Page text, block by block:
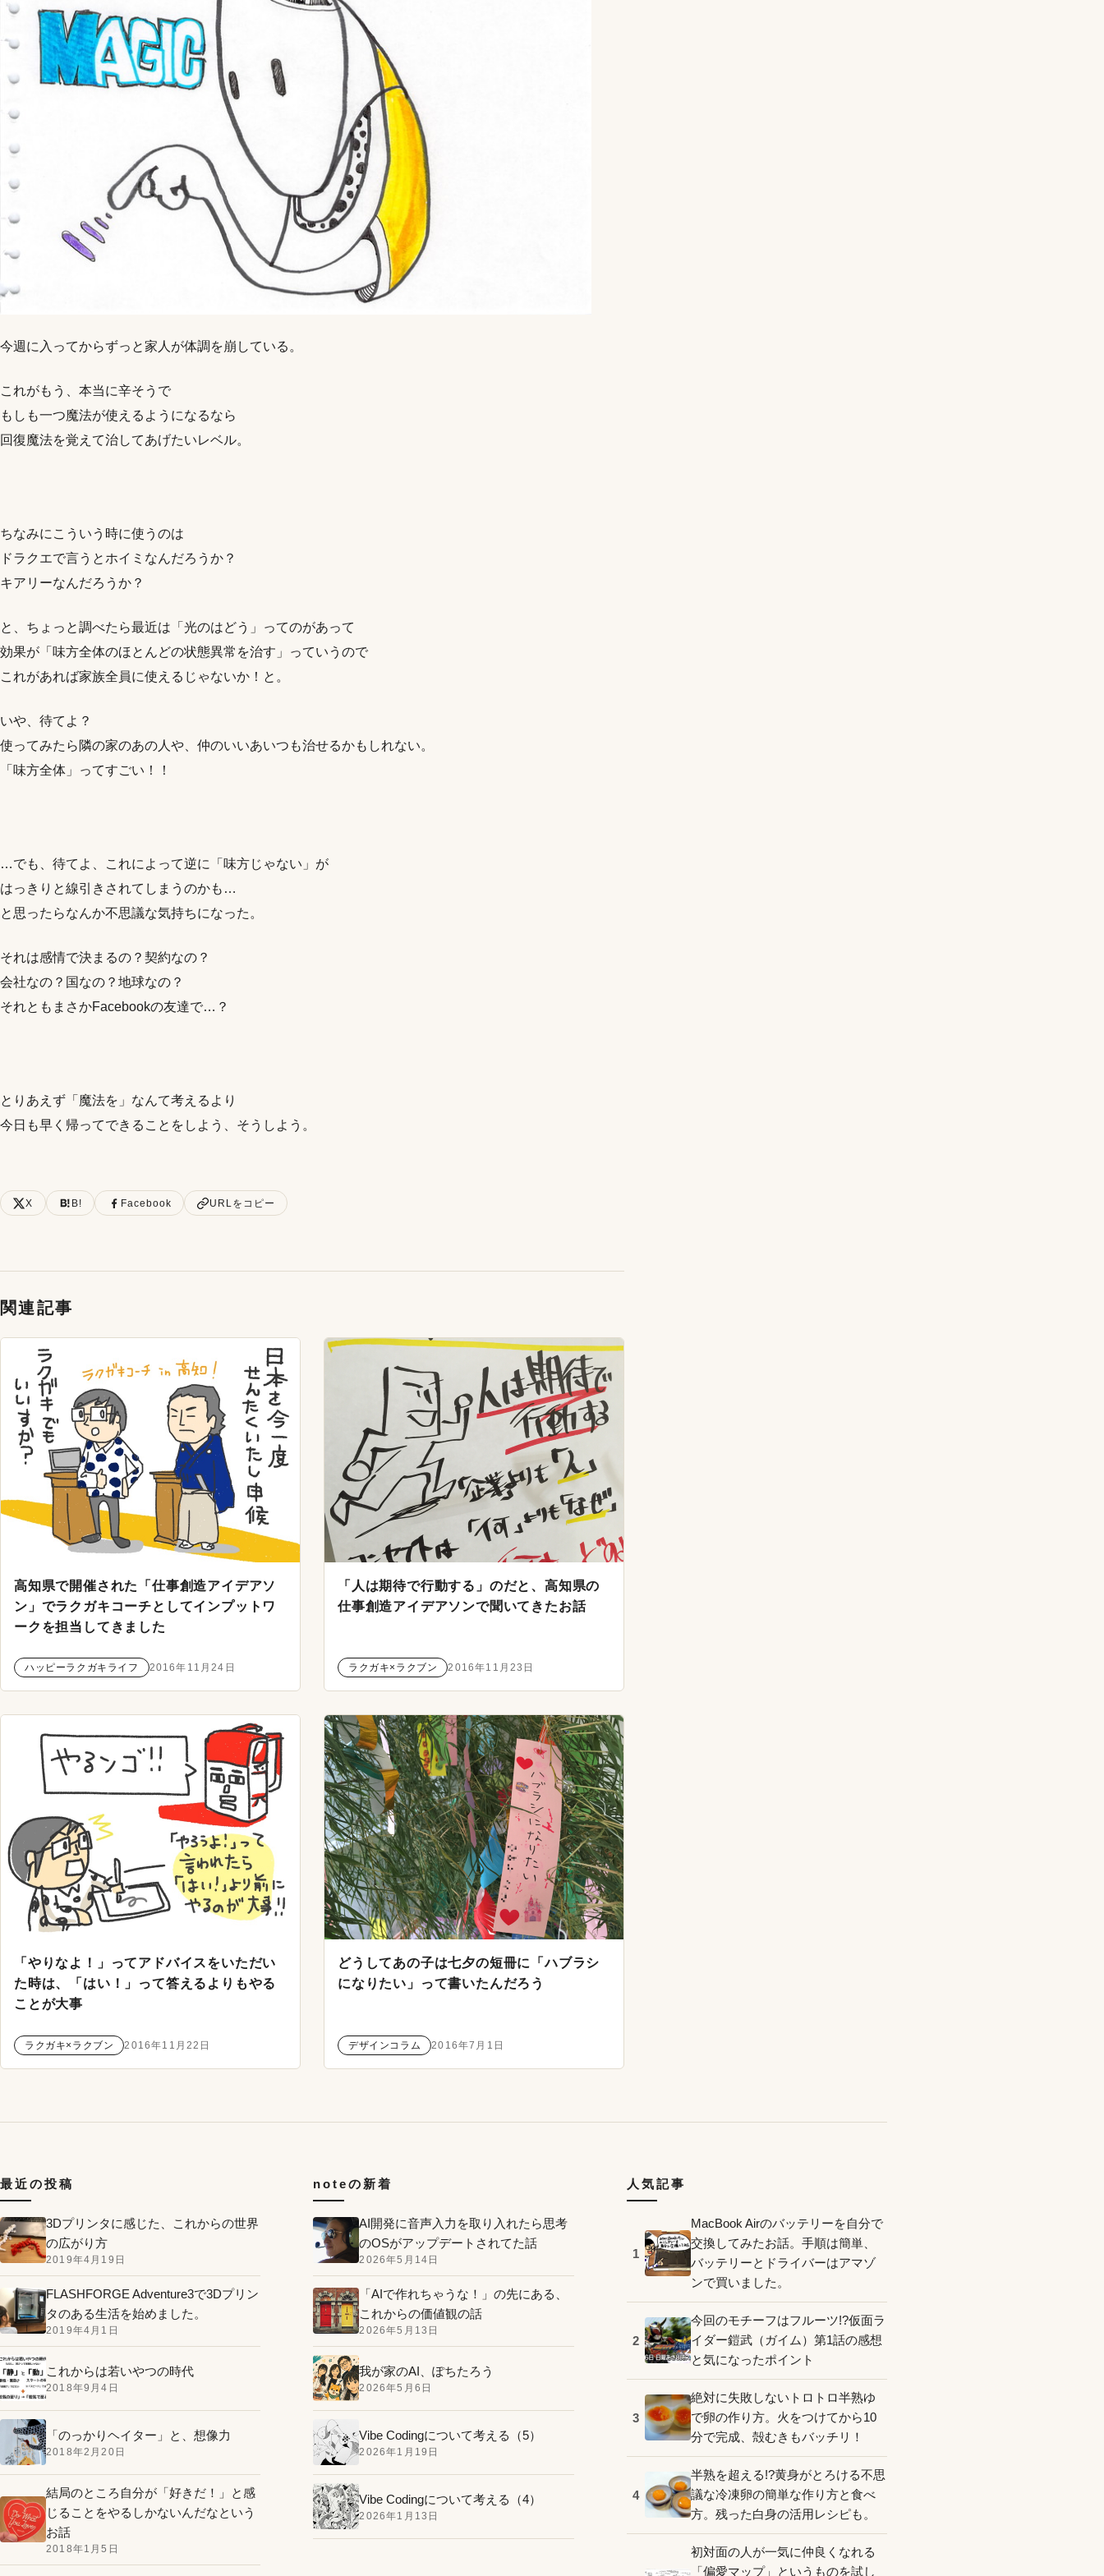
今週に入ってからずっと家人が体調を崩している。
これがもう、本当に辛そうで
もしも一つ魔法が使えるようになるなら
回復魔法を覚えて治してあげたいレベル。
ちなみにこういう時に使うのは
ドラクエで言うとホイミなんだろうか？
キアリーなんだろうか？
と、ちょっと調べたら最近は「光のはどう」ってのがあって
効果が「味方全体のほとんどの状態異常を治す」っていうので
これがあれば家族全員に使えるじゃないか！と。
いや、待てよ？
使ってみたら隣の家のあの人や、仲のいいあいつも治せるかもしれない。
「味方全体」ってすごい！！
…でも、待てよ、これによって逆に「味方じゃない」が
はっきりと線引きされてしまうのかも…
と思ったらなんか不思議な気持ちになった。
それは感情で決まるの？契約なの？
会社なの？国なの？地球なの？
それともまさかFacebookの友達で…？
とりあえず「魔法を」なんて考えるより
今日も早く帰ってできることをしよう、そうしよう。
X B! Facebook URLをコピー
関連記事
高知県で開催された「仕事創造アイデアソ
ン」でラクガキコーチとしてインプットワ
ークを担当してきました
ハッピーラクガキライフ 2016年11月24日
「人は期待で行動する」のだと、高知県の
仕事創造アイデアソンで聞いてきたお話
ラクガキ×ラクブン 2016年11月23日
「やりなよ！」ってアドバイスをいただい
た時は、「はい！」って答えるよりもやる
ことが大事
ラクガキ×ラクブン 2016年11月22日
どうしてあの子は七夕の短冊に「ハブラシ
になりたい」って書いたんだろう
デザインコラム 2016年7月1日
最近の投稿
3Dプリンタに感じた、これからの世界
の広がり方
2019年4月19日
FLASHFORGE Adventure3で3Dプリン
タのある生活を始めました。
2019年4月1日
これからは若いやつの時代
2018年9月4日
「のっかりヘイター」と、想像力
2018年2月20日
結局のところ自分が「好きだ！」と感
じることをやるしかないんだなという
お話
2018年1月5日
noteの新着
AI開発に音声入力を取り入れたら思考
のOSがアップデートされてた話
2026年5月14日
「AIで作れちゃうな！」の先にある、
これからの価値観の話
2026年5月13日
我が家のAI、ぽちたろう
2026年5月6日
Vibe Codingについて考える（5）
2026年1月19日
Vibe Codingについて考える（4）
2026年1月13日
人気記事
1
MacBook Airのバッテリーを自分で
交換してみたお話。手順は簡単、
バッテリーとドライバーはアマゾ
ンで買いました。
2
今回のモチーフはフルーツ!?仮面ラ
イダー鎧武（ガイム）第1話の感想
と気になったポイント
3
絶対に失敗しないトロトロ半熟ゆ
で卵の作り方。火をつけてから10
分で完成、殻むきもバッチリ！
4
半熟を超える!?黄身がとろける不思
議な冷凍卵の簡単な作り方と食べ
方。残った白身の活用レシピも。
初対面の人が一気に仲良くなれる
「偏愛マップ」というものを試し